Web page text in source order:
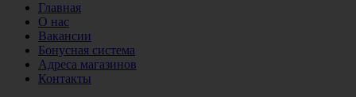
Главная
О нас
Вакансии
Бонусная система
Адреса магазинов
Контакты